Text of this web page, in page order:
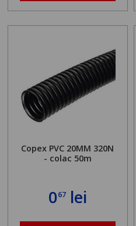
Copex PVC 20MM 320N
- colac 50m
067lei